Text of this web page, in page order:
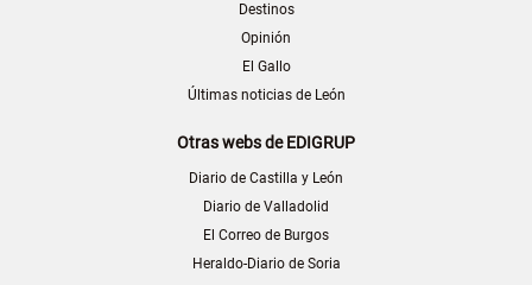
Destinos
Opinión
El Gallo
Últimas noticias de León
Otras webs de EDIGRUP
Diario de Castilla y León
Diario de Valladolid
El Correo de Burgos
Heraldo-Diario de Soria